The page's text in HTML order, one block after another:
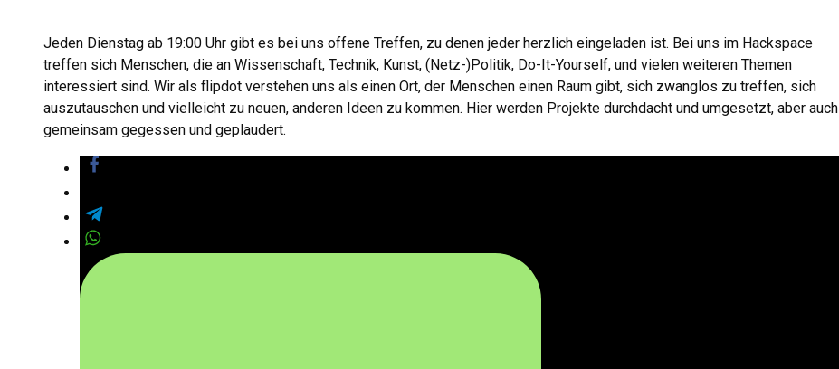
Jeden Dienstag ab 19:00 Uhr gibt es bei uns offene Treffen, zu denen jeder herzlich eingeladen ist. Bei uns im Hackspace
treffen sich Menschen, die an Wissenschaft, Technik, Kunst, (Netz-)Politik, Do-It-Yourself, und vielen weiteren Themen
interessiert sind. Wir als flipdot verstehen uns als einen Ort, der Menschen einen Raum gibt, sich zwanglos zu treffen, sich
auszutauschen und vielleicht zu neuen, anderen Ideen zu kommen. Hier werden Projekte durchdacht und umgesetzt, aber auch
gemeinsam gegessen und geplaudert.